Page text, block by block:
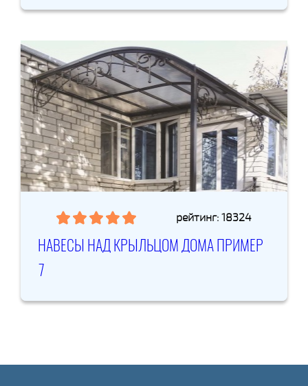
рейтинг: 18324
НАВЕСЫ НАД КРЫЛЬЦОМ ДОМА ПРИМЕР
7